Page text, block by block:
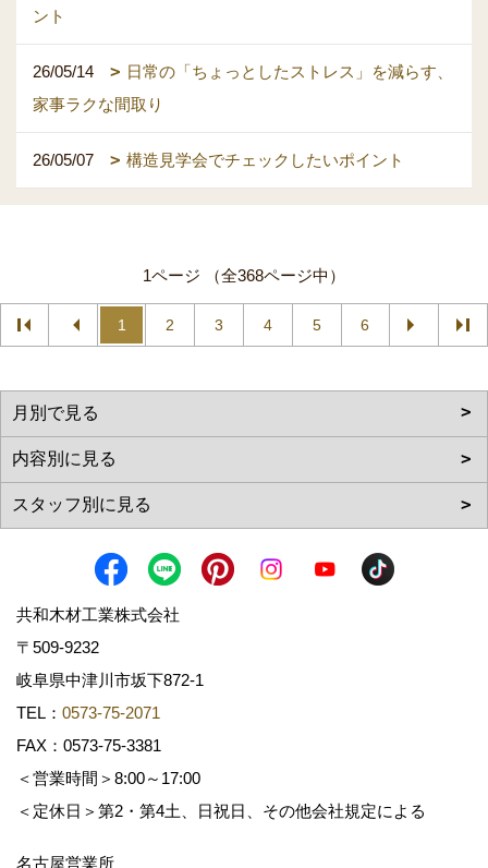
ント
26/05/14
日常の「ちょっとしたストレス」を減らす、
家事ラクな間取り
26/05/07 構造見学会でチェックしたいポイント
1ページ （全368ページ中）
1 2 3 4 5 6
共和木材工業株式会社
〒509-9232
岐阜県中津川市坂下872‐1
TEL： 0573-75-2071
FAX：0573-75-3381
＜営業時間＞8:00～17:00
＜定休日＞第2・第4土、日祝日、その他会社規定による
名古屋営業所